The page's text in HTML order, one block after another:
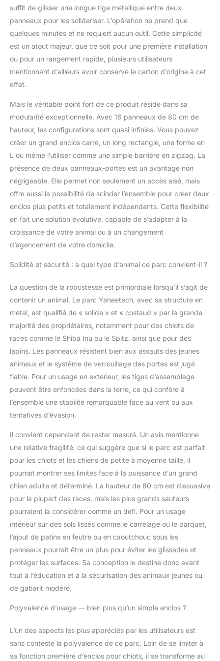
transport. Pour les
petits animaux : 80 cm
chien en métal
s'adapte aux petits
animaux comme les
chiots, les lapins, les
chatons, etc. Verrouille
automatiquement :
Grâce à notre serrure
intégrée améliorée,
ouvrez la porte d'une
seule main en la
soulevant, cet enclos
pour chien se verrouille
automatiquement à la
fermeture. Plus sûr et
plus pratique que les
du marché Accès facile
pour vous deux :
Conçu avec un seuil
permet aux chiens de
sortir sans difficulté.
Plus besoin d'enjamber
la barrière, rendant
l'entretien et
l'interaction avec votre
compagnon encore
plus simples
suffit de glisser une longue tige métallique entre deux
panneaux pour les solidariser. L’opération ne prend que
quelques minutes et ne requiert aucun outil. Cette simplicité
est un atout majeur, que ce soit pour une première installation
ou pour un rangement rapide, plusieurs utilisateurs
mentionnant d’ailleurs avoir conservé le carton d’origine à cet
effet.
Mais le véritable point fort de ce produit réside dans sa
modularité exceptionnelle. Avec 16 panneaux de 80 cm de
hauteur, les configurations sont quasi infinies. Vous pouvez
créer un grand enclos carré, un long rectangle, une forme en
L ou même l’utiliser comme une simple barrière en zigzag. La
présence de deux panneaux-portes est un avantage non
négligeable. Elle permet non seulement un accès aisé, mais
offre aussi la possibilité de scinder l’ensemble pour créer deux
enclos plus petits et totalement indépendants. Cette flexibilité
en fait une solution évolutive, capable de s’adapter à la
croissance de votre animal ou à un changement
d’agencement de votre domicile.
Solidité et sécurité : à quel type d’animal ce parc convient-il ?
La question de la robustesse est primordiale lorsqu’il s’agit de
contenir un animal. Le parc Yaheetech, avec sa structure en
métal, est qualifié de « solide » et « costaud » par la grande
majorité des propriétaires, notamment pour des chiots de
races comme le Shiba Inu ou le Spitz, ainsi que pour des
lapins. Les panneaux résistent bien aux assauts des jeunes
animaux et le système de verrouillage des portes est jugé
fiable. Pour un usage en extérieur, les tiges d’assemblage
peuvent être enfoncées dans la terre, ce qui confère à
l’ensemble une stabilité remarquable face au vent ou aux
tentatives d’évasion.
Il convient cependant de rester mesuré. Un avis mentionne
une relative fragilité, ce qui suggère que si le parc est parfait
pour les chiots et les chiens de petite à moyenne taille, il
pourrait montrer ses limites face à la puissance d’un grand
chien adulte et déterminé. La hauteur de 80 cm est dissuasive
pour la plupart des races, mais les plus grands sauteurs
pourraient la considérer comme un défi. Pour un usage
intérieur sur des sols lisses comme le carrelage ou le parquet,
l’ajout de patins en feutre ou en caoutchouc sous les
panneaux pourrait être un plus pour éviter les glissades et
protéger les surfaces. Sa conception le destine donc avant
tout à l’éducation et à la sécurisation des animaux jeunes ou
de gabarit modéré.
Polyvalence d’usage — bien plus qu’un simple enclos ?
L’un des aspects les plus appréciés par les utilisateurs est
sans conteste la polyvalence de ce parc. Loin de se limiter à
sa fonction première d’enclos pour chiots, il se transforme au